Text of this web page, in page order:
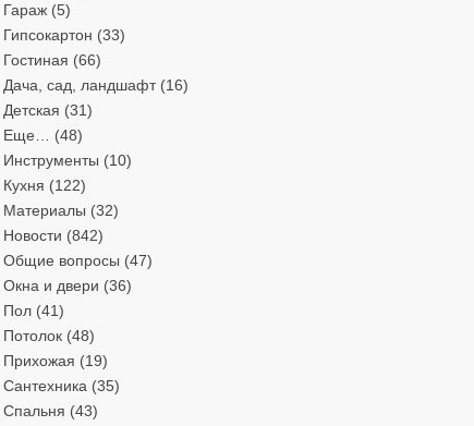
Гараж(5)
Гипсокартон (33)
Гостиная (66)
Дача, сад, ландшафт(16)
Детская (31)
Еще…
(48)
Инструменты (10)
Кухня (122)
Материалы (32)
Новости (842)
Общие вопросы (47)
Окна и двери (36)
Пол(41)
Потолок(48)
Прихожая (19)
Сантехника (35)
Спальня (43)